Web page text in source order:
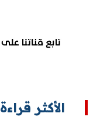
الأكثر قراءة